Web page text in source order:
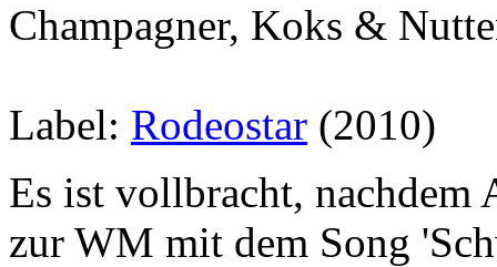
Champagner, Koks &
Label: Rodeostar (2010)
Es ist vollbracht, nachdem
zur WM mit dem Song